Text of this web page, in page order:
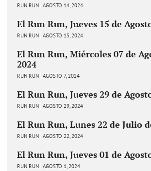
RUN RUN AGOSTO 14, 2024
El Run Run, Jueves 15 de
RUN RUN AGOSTO 15, 2024
El Run Run, Miércoles 07 de
2024
RUN RUN AGOSTO 7, 2024
El Run Run, Jueves 29 de
RUN RUN AGOSTO 29, 2024
El Run Run, Lunes 22 de Julio
RUN RUN AGOSTO 22, 2024
El Run Run, Jueves 01 de
RUN RUN AGOSTO 1, 2024